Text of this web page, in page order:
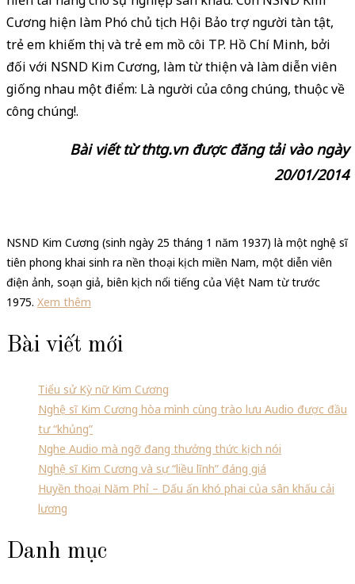
Cương hiện làm Phó chủ tịch Hội Bảo trợ người tàn tật,
trẻ em khiếm thị và trẻ em mồ côi TP. Hồ Chí Minh, bởi
đối với NSND Kim Cương, làm từ thiện và làm diễn viên
giống nhau một điểm: Là người của công chúng, thuộc về
công chúng!.
Bài viết từ thtg.vn được đăng tải vào ngày
20/01/2014
NSND Kim Cương (sinh ngày 25 tháng 1 năm 1937) là một nghệ sĩ
tiên phong khai sinh ra nền thoại kịch miền Nam, một diễn viên
điện ảnh, soạn giả, biên kịch nổi tiếng của Việt Nam từ trước
1975. Xem thêm
Bài viết mới
Tiểu sử Kỳ nữ Kim Cương
Nghệ sĩ Kim Cương hòa mình cùng trào lưu Audio được đầu
tư “khủng”
Nghe Audio mà ngỡ đang thưởng thức kịch nói
Nghệ sĩ Kim Cương và sự “liều lĩnh” đáng giá
Huyền thoại Năm Phỉ – Dấu ấn khó phai của sân khấu cải
lương
Danh mục